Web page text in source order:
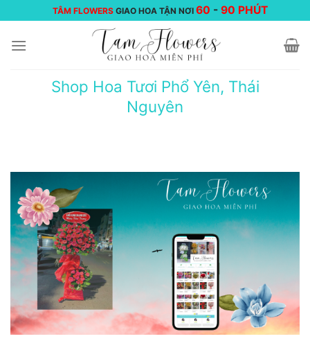
đến
nội
TÂM FLOWERS GIAO HOA TẬN NƠI 60 -90 PHÚT
Shop Hoa Tươi Phổ Yên, Thái
Nguyên